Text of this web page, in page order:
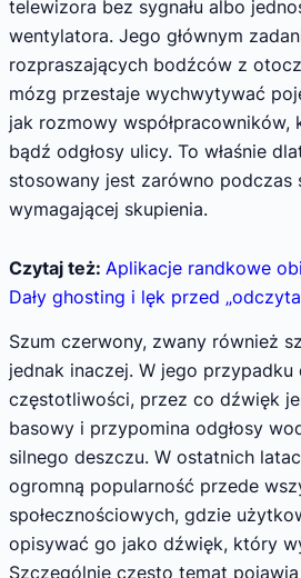
telewizora bez sygnału albo
wentylatora. Jego głównym
rozpraszających bodźców z
mózg przestaje wychwytywać
jak rozmowy współpracowników,
bądź odgłosy ulicy. To właśnie
stosowany jest zarówno podczas
wymagającej skupienia.
Czytaj też: Aplikacje randkowe
Dały ghosting i lęk przed
Szum czerwony, zwany również
jednak inaczej. W jego przypadku
częstotliwości, przez co dźwięk
basowy i przypomina odgłosy
silnego deszczu. W ostatnich
ogromną popularność przede
społecznościowych, gdzie
opisywać go jako dźwięk, który
Szczególnie często temat